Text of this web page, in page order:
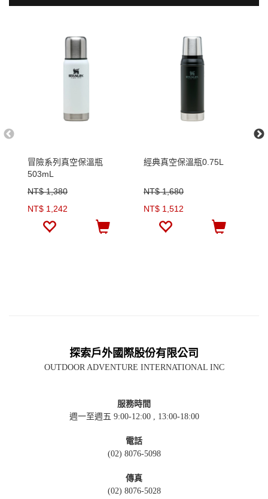
冒險系列真空保溫瓶
503mL
NT$ 1,380
NT$ 1,242
經典真空保溫瓶0.75L
NT$ 1,680
NT$ 1,512
探索戶外國際股份有限公司
OUTDOOR ADVENTURE INTERNATIONAL INC
服務時間
週一至週五 9:00-12:00 , 13:00-18:00
電話
(02) 8076-5098
傳真
(02) 8076-5028